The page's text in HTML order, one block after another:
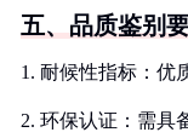
五、品质鉴别
1. 耐候性指标：优
2. 环保认证：需具